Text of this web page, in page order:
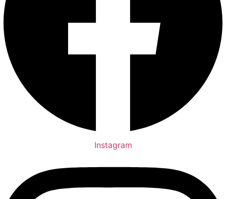
Instagram